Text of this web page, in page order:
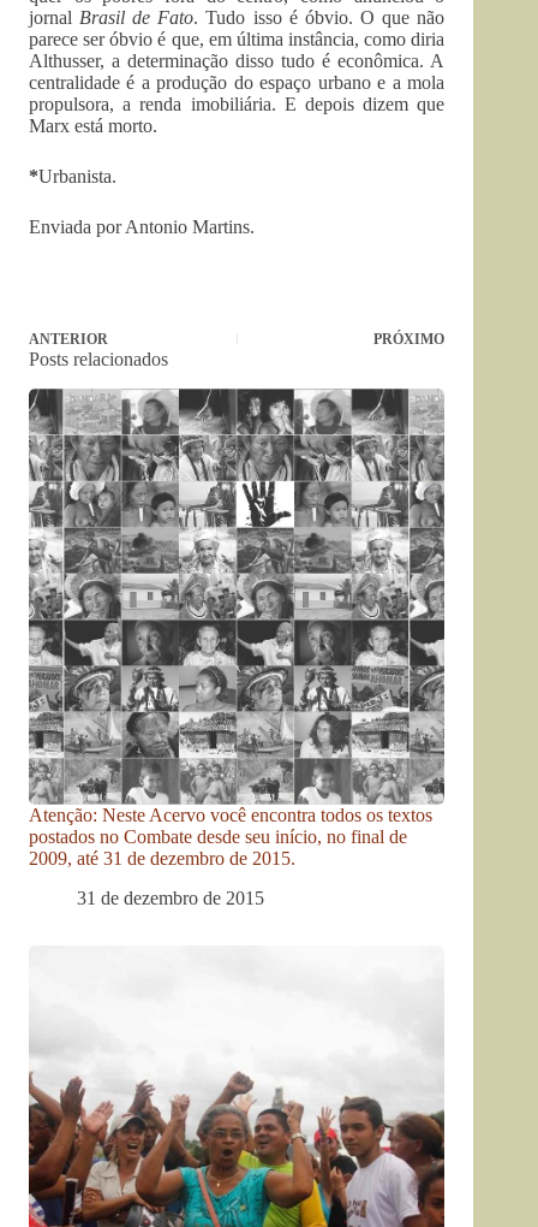
jornal Brasil de Fato. Tudo isso é óbvio. O que não
parece ser óbvio é que, em última instância, como diria
Althusser, a determinação disso tudo é econômica. A
centralidade é a produção do espaço urbano e a mola
propulsora, a renda imobiliária. E depois dizem que
Marx está morto.
*Urbanista.
Enviada por Antonio Martins.
ANTERIOR PRÓXIMO
Posts relacionados
Atenção: Neste Acervo você encontra todos os textos
postados no Combate desde seu início, no final de
2009, até 31 de dezembro de 2015.
31 de dezembro de 2015